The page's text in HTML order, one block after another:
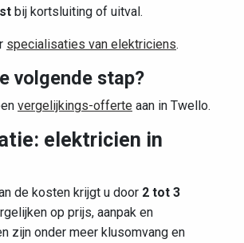
bij kortsluiting of uitval.
specialisaties van elektriciens.
volgende stap?
vergelijkings-offerte aan in Twello.
elektricien in
de kosten krijgt u door 2 tot 3
op prijs, aanpak en
zijn onder meer klusomvang en